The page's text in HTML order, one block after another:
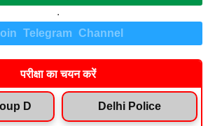
.
Telegram Channel
परीक्षा का चयन करें
D Delhi Police